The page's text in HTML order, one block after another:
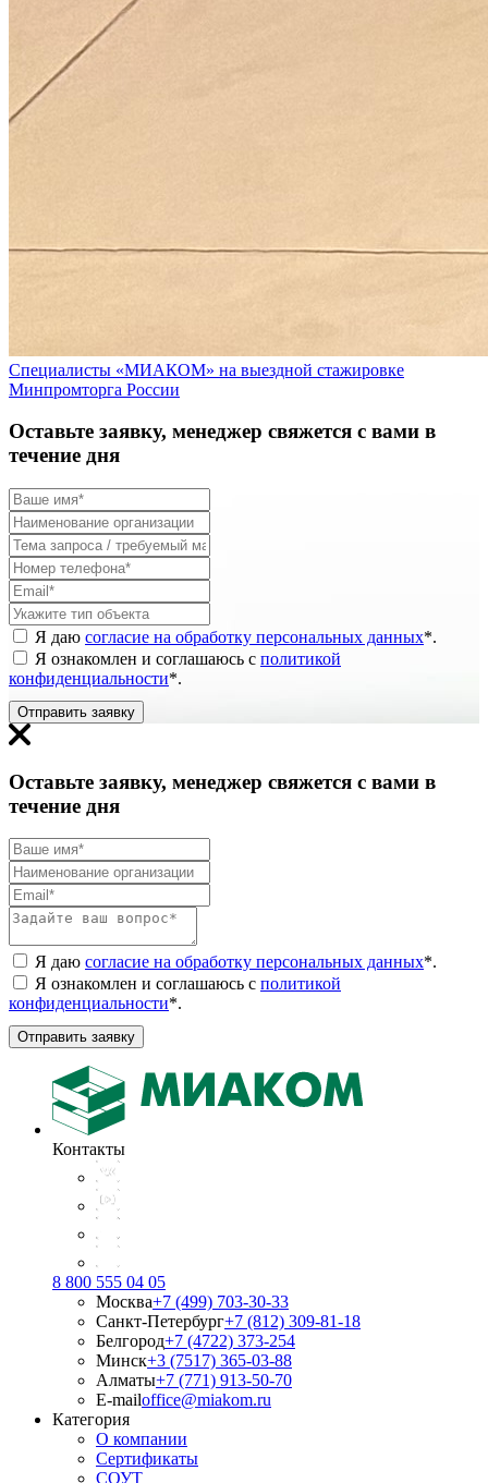
Специалисты «МИАКОМ» на выездной стажировке
Минпромторга России
Оставьте заявку, менеджер свяжется с вами в
течение дня
Я даю согласие на обработку персональных данных*.
Я ознакомлен и соглашаюсь с политикой
конфиденциальности*.
Отправить заявку
Оставьте заявку, менеджер свяжется с вами в
течение дня
Я даю согласие на обработку персональных данных*.
Я ознакомлен и соглашаюсь с политикой
конфиденциальности*.
Отправить заявку
Контакты
8 800 555 04 05
Москва+7 (499) 703-30-33
Санкт-Петербург+7 (812) 309-81-18
Белгород+7 (4722) 373-254
Минск+3 (7517) 365-03-88
Алматы+7 (771) 913-50-70
E-mailoffice@miakom.ru
Категория
О компании
Сертификаты
СОУТ